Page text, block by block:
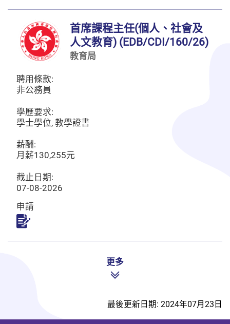
首席課程主任(個人、社會及
人文教育) (EDB/CDI/160/26)
教育局
聘用條款:
非公務員
學歷要求:
學士學位, 教學證書
薪酬:
月薪130,255元
截止日期:
07-08-2026
申請
申請
更多
最後更新日期: 2024年07月23日